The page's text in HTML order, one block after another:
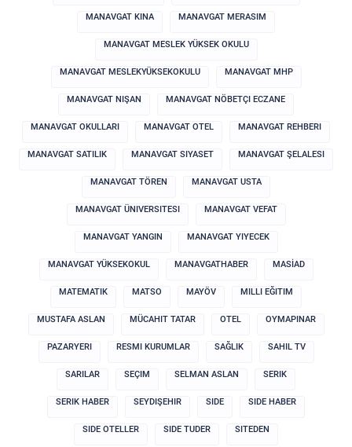
MANAVGAT KINA MANAVGAT MERASIM
MANAVGAT MESLEK YÜKSEK OKULU
MANAVGAT MESLEKYÜKSEKOKULU MANAVGAT MHP
MANAVGAT NIŞAN MANAVGAT NÖBETÇI ECZANE
MANAVGAT OKULLARI MANAVGAT OTEL MANAVGAT REHBERI
MANAVGAT SATILIK MANAVGAT SIYASET MANAVGAT ŞELALESI
MANAVGAT TÖREN MANAVGAT USTA
MANAVGAT ÜNIVERSITESI MANAVGAT VEFAT
MANAVGAT YANGIN MANAVGAT YIYECEK
MANAVGAT YÜKSEKOKUL MANAVGATHABER MASİAD
MATEMATIK MATSO MAYÖV MILLI EĞITIM
MUSTAFA ASLAN MÜCAHIT TATAR OTEL OYMAPINAR
PAZARYERI RESMI KURUMLAR SAĞLIK SAHIL TV
SARILAR SEÇIM SELMAN ASLAN SERIK
SERIK HABER SEYDIŞEHIR SIDE SIDE HABER
SIDE OTELLER SIDE TUDER SITEDEN